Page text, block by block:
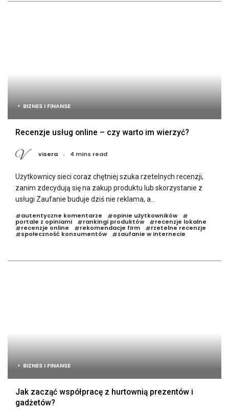
BIZNES I FINANSE
Recenzje usług online – czy warto im wierzyć?
visera 4 mins read
Użytkownicy sieci coraz chętniej szuka rzetelnych recenzji,
zanim zdecydują się na zakup produktu lub skorzystanie z
usługi Zaufanie buduje dziś nie reklama, a...
#autentyczne komentarze #opinie użytkowników #
portale z opiniami #rankingi produktów #recenzje lokalne
#recenzje online #rekomendacje firm #rzetelne recenzje
#społeczność konsumentów #zaufanie w internecie
BIZNES I FINANSE
Jak zacząć współpracę z hurtownią prezentów i
gadżetów?